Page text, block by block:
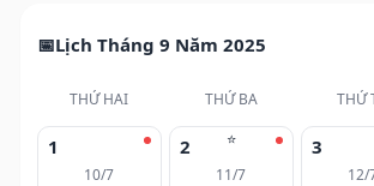
Lịch Tháng 9 Năm 2025
THỨ HAI THỨ BA THỨ
1
10/7
⭐
2
11/7
3
12/